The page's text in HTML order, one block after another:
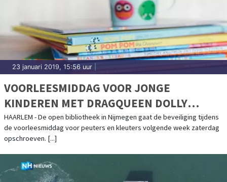
23 januari 2019, 15:56 uur
VOORLEESMIDDAG VOOR JONGE
KINDEREN MET DRAGQUEEN DOLLY
BELLEFLEUR EXTRA BEVEILIGD
HAARLEM - De open bibliotheek in Nijmegen gaat de beveiliging tijdens
de voorleesmiddag voor peuters en kleuters volgende week zaterdag
opschroeven. [...]